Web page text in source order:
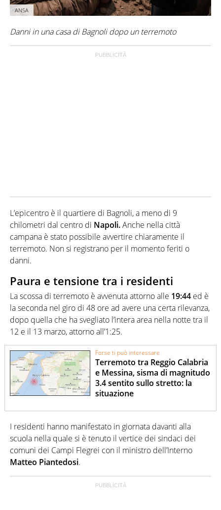
ANSA
Danni in una casa di Bagnoli dopo un terremoto
L’epicentro è il quartiere di Bagnoli, a meno di 9
chilometri dal centro di Napoli.Anche nella città
campana è stato possibile avvertire chiaramente il
terremoto. Non si registrano per il momento feriti o
danni.
Paura e tensione tra i residenti
La scossa di terremoto è avvenuta attorno alle 19:44 ed è
la seconda nel giro di 48 ore ad avere una certa rilevanza,
dopo quella che ha svegliato l’intera area nella notte tra il
12 e il 13 marzo, attorno all’1:25.
Forse ti può interessare
Terremoto tra Reggio Calabria
e Messina, sisma di magnitudo
3.4 sentito sullo stretto: la
situazione
I residenti hanno manifestato in giornata davanti alla
scuola nella quale si è tenuto il vertice dei sindaci dei
comuni dei Campi Flegrei con il ministro dell’Interno
Matteo Piantedosi.